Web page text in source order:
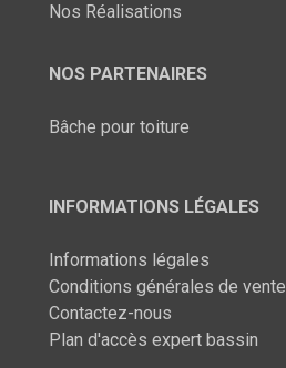
Nos Réalisations
NOS PARTENAIRES
Bâche pour toiture
INFORMATIONS LÉGALES
Informations légales
Conditions générales de vente
Contactez-nous
Plan d'accès expert bassin